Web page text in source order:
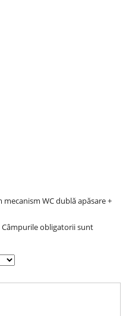
mecanism WC dublă apăsare +
Câmpurile obligatorii sunt